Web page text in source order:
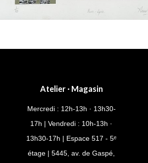
Atelier · Magasin
Mercredi : 12h-13h · 13h30-
17h | Vendredi : 10h-13h ·
13h30-17h | Espace 517 - 5ᵉ
étage | 5445, av. de Gaspé,